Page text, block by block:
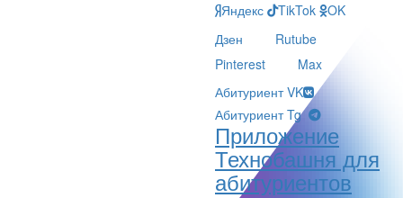
Яндекс
TikTok
OK
Дзен
Rutube
Pinterest
Max
Абитуриент VK
Абитуриент Tg
Приложение
Технобашня для
абитуриентов